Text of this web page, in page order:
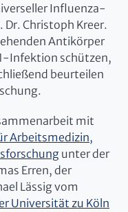
Influenza-
Christoph Kreer.
Antikörper
Infektion schützen,
beurteilen
mit
Arbeitsmedizin,
unter der
Erren, der
Lässig vom
Universität zu Köln